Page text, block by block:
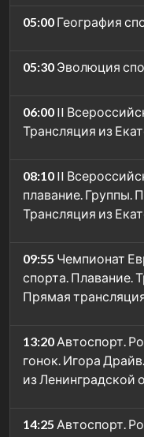
05:00 География
05:30 Эволюция
06:00 II
Трансляция из
08:10 II
плавание. Группы.
Трансляция из
09:55 Чемпионат
спорта. Плавание.
Прямая
13:20 Автоспорт.
гонок. Игора
из Ленинградской
14:25 Автоспорт.